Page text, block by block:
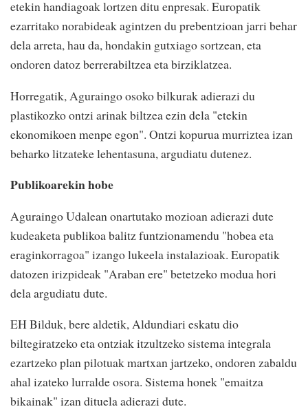
etekin handiagoak lortzen ditu enpresak. Europatik
ezarritako norabideak agintzen du prebentzioan jarri behar
dela arreta, hau da, hondakin gutxiago sortzean, eta
ondoren datoz berrerabiltzea eta birziklatzea.
Horregatik, Aguraingo osoko bilkurak adierazi du
plastikozko ontzi arinak biltzea ezin dela "etekin
ekonomikoen menpe egon". Ontzi kopurua murriztea izan
beharko litzateke lehentasuna, argudiatu dutenez.
Publikoarekin hobe
Aguraingo Udalean onartutako mozioan adierazi dute
kudeaketa publikoa balitz funtzionamendu "hobea eta
eraginkorragoa" izango lukeela instalazioak. Europatik
datozen irizpideak "Araban ere" betetzeko modua hori
dela argudiatu dute.
EH Bilduk, bere aldetik, Aldundiari eskatu dio
biltegiratzeko eta ontziak itzultzeko sistema integrala
ezartzeko plan pilotuak martxan jartzeko, ondoren zabaldu
ahal izateko lurralde osora. Sistema honek "emaitza
bikainak" izan dituela adierazi dute.